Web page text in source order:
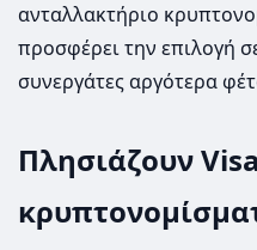
ανταλλακτήριο
προσφέρει την επιλογή
συνεργάτες αργότερα
Πλησιάζουν